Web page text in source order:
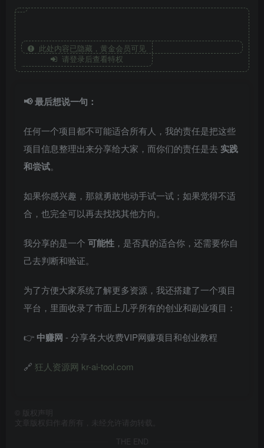
此处内容已隐藏，黄金会员可见
请登录后查看特权
📢 最后想说一句：
任何一个项目都不可能适合所有人，我的责任是把这些
项目信息整理出来分享给大家，而你们的责任是去 实践
和尝试。
如果你感兴趣，那就勇敢地动手试一试；如果觉得不适
合，也完全可以再去找找其他方向。
我分享的是一个 可能性 ，是否真的适合你，还需要你自
己去判断和验证。
为了方便大家系统了解更多资源，我还搭建了一个项目
平台，里面收录了市面上几乎所有的创业和副业项目：
👉 中赚网 - 分享各大收费VIP网赚项目和创业教程
🔗 狂人资源网 kr-ai-tool.com
版权声明
文章版权归作者所有，未经允许请勿转载。
THE END